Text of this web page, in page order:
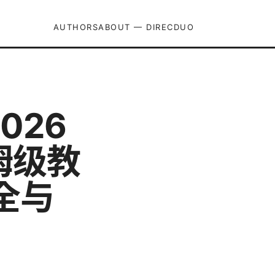
AUTHORSABOUT — DIRECDUO
级教
与